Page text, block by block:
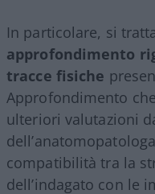
In particolare, si
approfondimento
tracce fisiche
Approfondimento
ulteriori valutazioni
compatibilità tra la
dell’indagato con le